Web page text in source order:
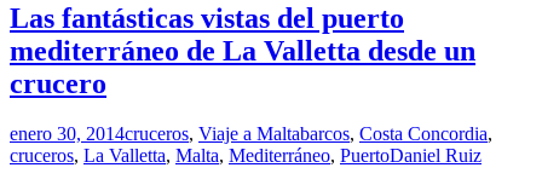
Las fantásticas vistas del puerto
mediterráneo de La Valletta desde un
crucero
enero 30, 2014cruceros, Viaje a Maltabarcos, Costa Concordia,
cruceros, La Valletta, Malta, Mediterráneo, PuertoDaniel Ruiz